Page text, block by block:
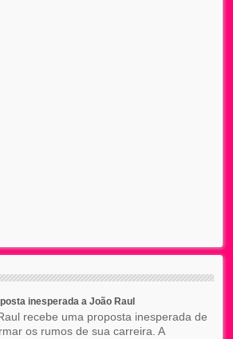
inesperada a João Raul
recebe uma proposta inesperada de
os rumos de sua carreira. A